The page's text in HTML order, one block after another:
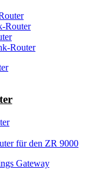
Router
Router
für den ZR 9000